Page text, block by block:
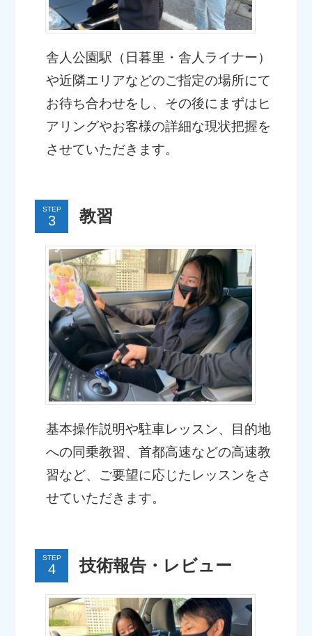
舎人公園駅（日暮里・舎人ライナー）
や近隣エリアなどのご指定の場所にて
お待ち合わせをし、その後にまずはヒ
アリングやお客様の詳細な現状把握を
させていただきます。
STEP 教習
基本操作説明や駐車レッスン、目的地
への同乗教習、首都高速などの高速教
習など、ご要望に応じたレッスンをさ
せていただきます。
STEP 技術報告・レビュー